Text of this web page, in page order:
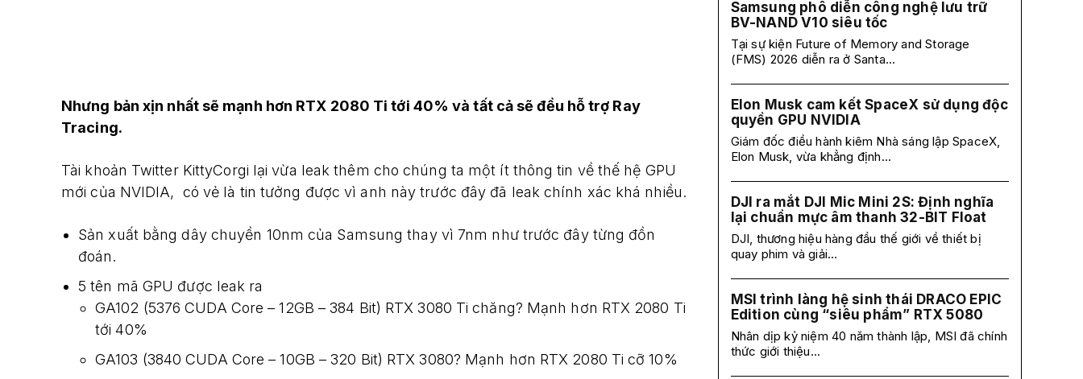
Nhưng bản xịn nhất sẽ mạnh hơn RTX 2080 Ti tới 40% và tất cả sẽ đều hỗ trợ Ray
Tracing.
Tài khoản Twitter KittyCorgi lại vừa leak thêm cho chúng ta một ít thông tin về thế hệ GPU
mới của NVIDIA, có vẻ là tin tưởng được vì anh này trước đây đã leak chính xác khá nhiều.
Sản xuất bằng dây chuyền 10nm của Samsung thay vì 7nm như trước đây từng đồn
đoán.
5 tên mã GPU được leak ra
GA102 (5376 CUDA Core – 12GB – 384 Bit) RTX 3080 Ti chăng? Mạnh hơn RTX 2080 Ti
tới 40%
GA103 (3840 CUDA Core – 10GB – 320 Bit) RTX 3080? Mạnh hơn RTX 2080 Ti cỡ 10%
Samsung phô diễn công nghệ lưu trữ
BV-NAND V10 siêu tốc
Tại sự kiện Future of Memory and Storage
(FMS) 2026 diễn ra ở Santa...
Elon Musk cam kết SpaceX sử dụng độc
quyền GPU NVIDIA
Giám đốc điều hành kiêm Nhà sáng lập SpaceX,
Elon Musk, vừa khẳng định...
DJI ra mắt DJI Mic Mini 2S: Định nghĩa
lại chuẩn mực âm thanh 32-BIT Float
DJI, thương hiệu hàng đầu thế giới về thiết bị
quay phim và giải...
MSI trình làng hệ sinh thái DRACO EPIC
Edition cùng “siêu phẩm” RTX 5080
Nhân dịp kỷ niệm 40 năm thành lập, MSI đã chính
thức giới thiệu...